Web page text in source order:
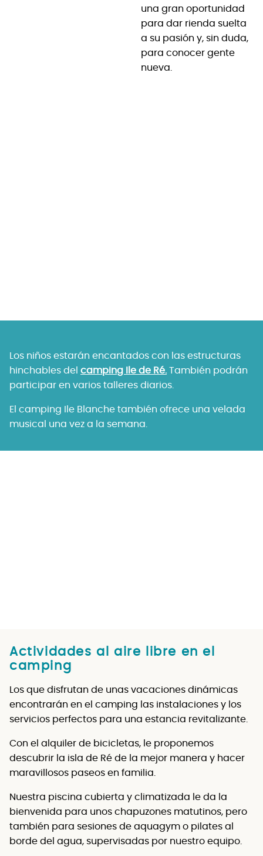
una gran oportunidad
para dar rienda suelta
a su pasión y, sin duda,
para conocer gente
nueva.
Los niños estarán encantados con las estructuras
hinchables del camping Ile de Ré. También podrán
participar en varios talleres diarios.
El camping Ile Blanche también ofrece una velada
musical una vez a la semana.
Actividades al aire libre en el
camping
Los que disfrutan de unas vacaciones dinámicas
encontrarán en el camping las instalaciones y los
servicios perfectos para una estancia revitalizante.
Con el alquiler de bicicletas, le proponemos
descubrir la isla de Ré de la mejor manera y hacer
maravillosos paseos en familia.
Nuestra piscina cubierta y climatizada le da la
bienvenida para unos chapuzones matutinos, pero
también para sesiones de aquagym o pilates al
borde del agua, supervisadas por nuestro equipo.